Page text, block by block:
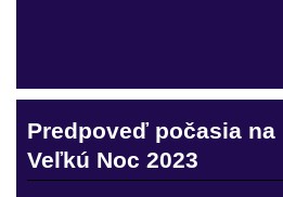
Predpoveď počasia na
Veľkú Noc 2023